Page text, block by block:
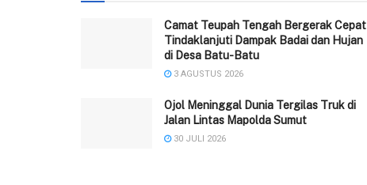
Camat Teupah Tengah Bergerak Cepat
Tindaklanjuti Dampak Badai dan Hujan
di Desa Batu-Batu
3 AGUSTUS 2026
Ojol Meninggal Dunia Tergilas Truk di
Jalan Lintas Mapolda Sumut
30 JULI 2026